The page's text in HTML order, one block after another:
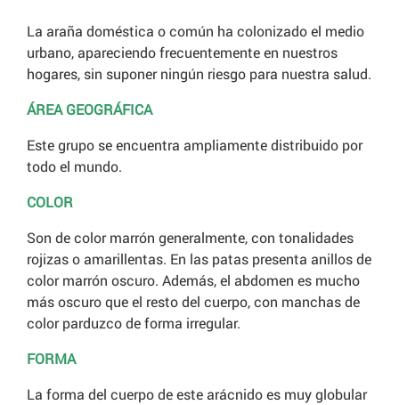
La araña doméstica o común ha colonizado el medio
urbano, apareciendo frecuentemente en nuestros
hogares, sin suponer ningún riesgo para nuestra salud.
ÁREA GEOGRÁFICA
Este grupo se encuentra ampliamente distribuido por
todo el mundo.
COLOR
Son de color marrón generalmente, con tonalidades
rojizas o amarillentas. En las patas presenta anillos de
color marrón oscuro. Además, el abdomen es mucho
más oscuro que el resto del cuerpo, con manchas de
color parduzco de forma irregular.
FORMA
La forma del cuerpo de este arácnido es muy globular